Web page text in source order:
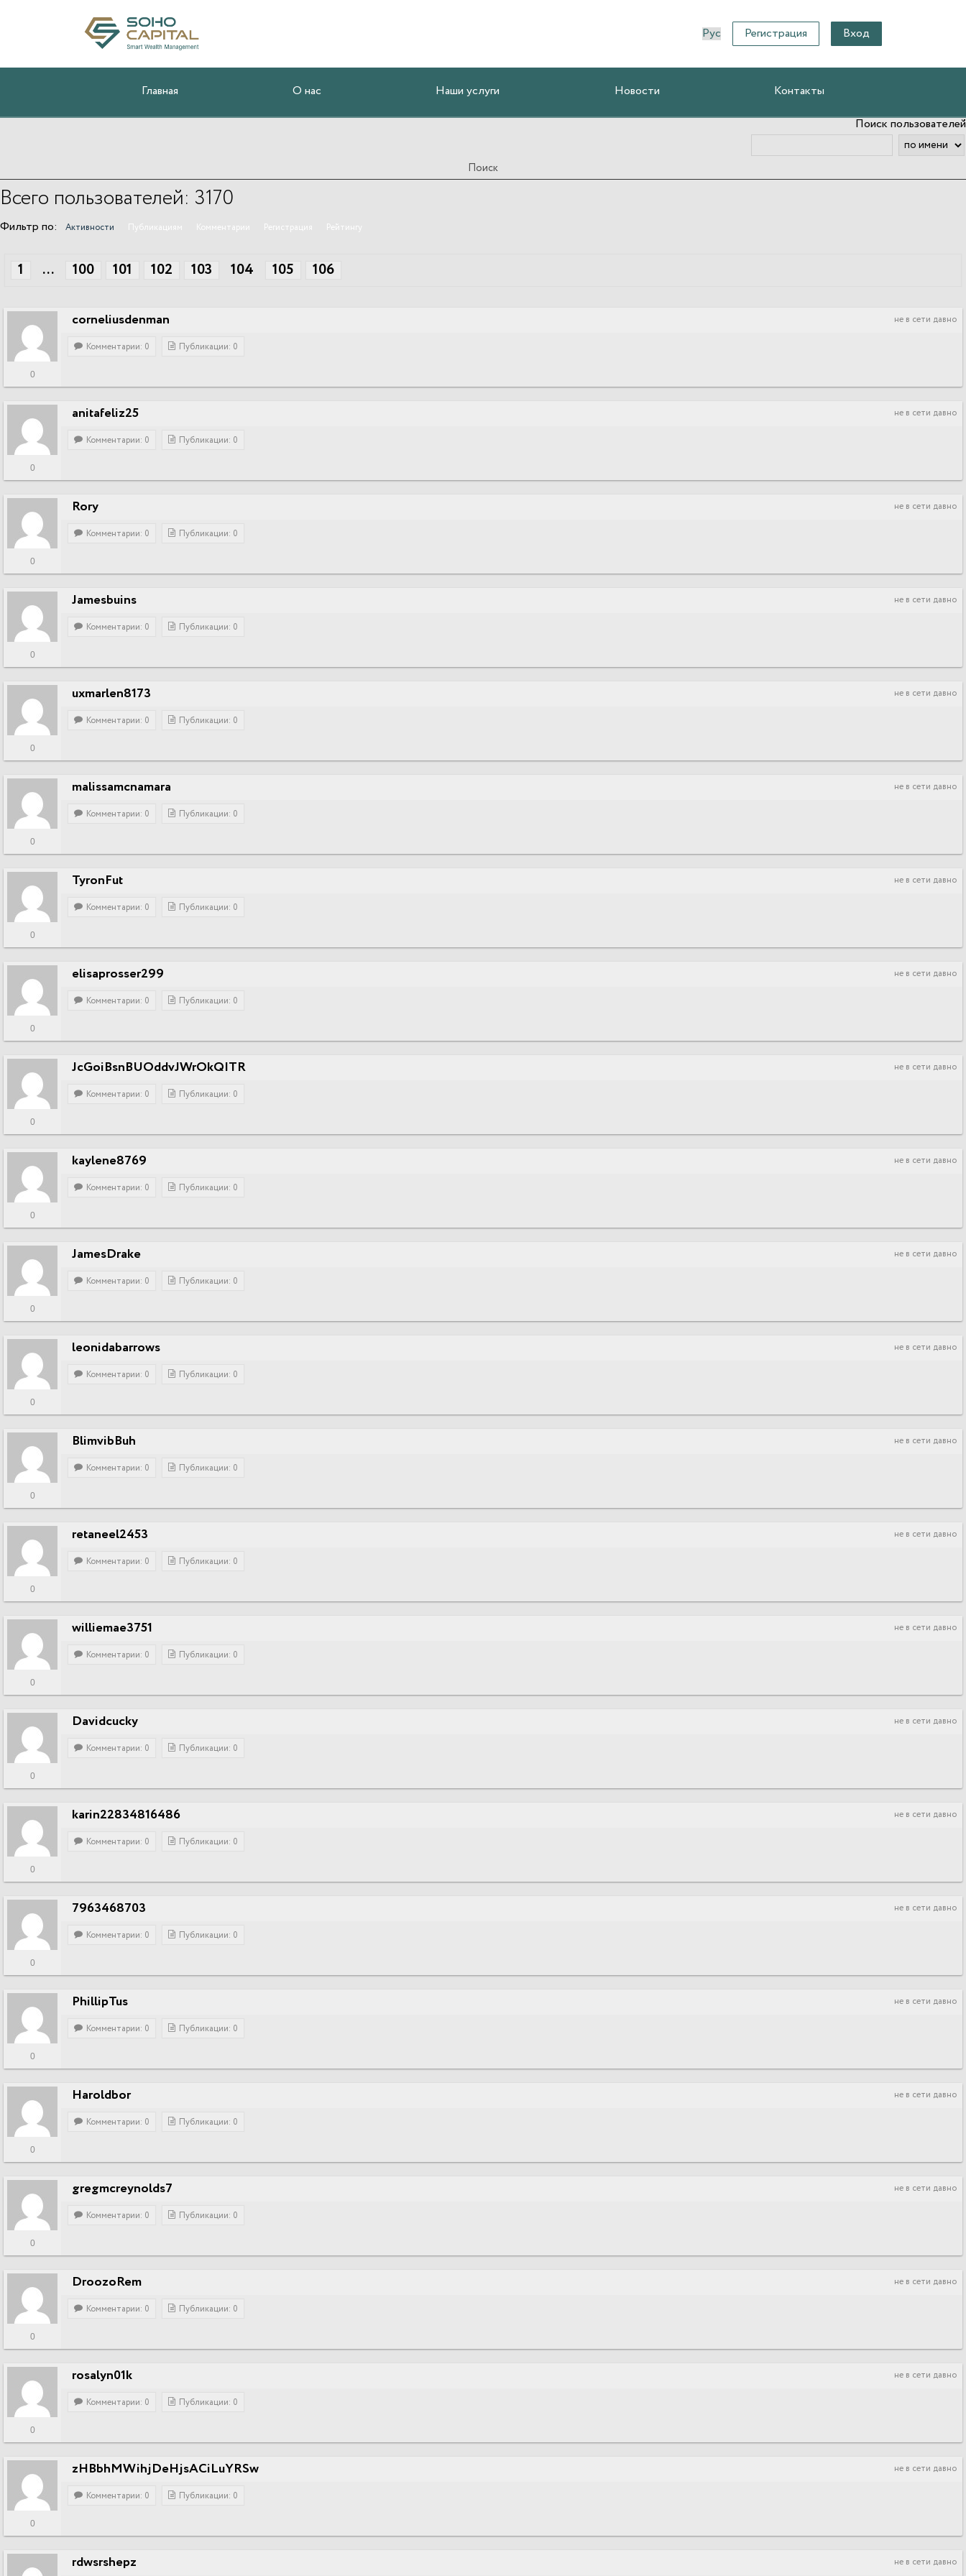
Регистрация Вход
Главная О нас Наши услуги Новости
Контакты
Поиск пользователей
Всего пользователей: 3170
Фильтр по: Активности Публикациям Комментарии Регистрация Рейтингу
1 ... 100 101 102 103 104 105 106
не в сети давно
corneliusdenman
0
Комментарии: 0 Публикации: 0
не в сети давно
anitafeliz25
0
Комментарии: 0 Публикации: 0
не в сети давно
Rory
0
Комментарии: 0 Публикации: 0
не в сети давно
Jamesbuins
0
Комментарии: 0 Публикации: 0
не в сети давно
uxmarlen8173
0
Комментарии: 0 Публикации: 0
не в сети давно
malissamcnamara
0
Комментарии: 0 Публикации: 0
не в сети давно
TyronFut
0
Комментарии: 0 Публикации: 0
не в сети давно
elisaprosser299
0
Комментарии: 0 Публикации: 0
не в сети давно
JcGoiBsnBUOddvJWrOkQITR
0
Комментарии: 0 Публикации: 0
не в сети давно
kaylene8769
0
Комментарии: 0 Публикации: 0
не в сети давно
JamesDrake
0
Комментарии: 0 Публикации: 0
не в сети давно
leonidabarrows
0
Комментарии: 0 Публикации: 0
не в сети давно
BlimvibBuh
0
Комментарии: 0 Публикации: 0
не в сети давно
retaneel2453
0
Комментарии: 0 Публикации: 0
не в сети давно
williemae3751
0
Комментарии: 0 Публикации: 0
не в сети давно
Davidcucky
0
Комментарии: 0 Публикации: 0
не в сети давно
karin22834816486
0
Комментарии: 0 Публикации: 0
не в сети давно
7963468703
0
Комментарии: 0 Публикации: 0
не в сети давно
PhillipTus
0
Комментарии: 0 Публикации: 0
не в сети давно
Haroldbor
0
Комментарии: 0 Публикации: 0
не в сети давно
gregmcreynolds7
0
Комментарии: 0 Публикации: 0
не в сети давно
DroozoRem
0
Комментарии: 0 Публикации: 0
не в сети давно
rosalyn01k
0
Комментарии: 0 Публикации: 0
не в сети давно
zHBbhMWihjDeHjsACiLuYRSw
0
Комментарии: 0 Публикации: 0
не в сети давно
rdwsrshepz